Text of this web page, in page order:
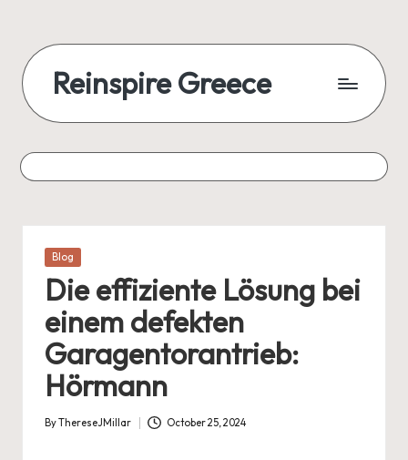
Reinspire Greece
Posted
Blog
Die effiziente Lösung bei
einem defekten
Garagentorantrieb:
Hörmann
Posted
ByThereseJMillar October 25, 2024